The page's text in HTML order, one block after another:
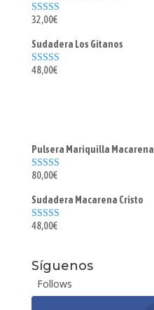
Valorado con
32,00€
Sudadera Los Gitanos
Valorado con
48,00€
Pulsera Mariquilla Macarena
Valorado con
80,00€
Sudadera Macarena Cristo
Valorado con
48,00€
Síguenos
Follows